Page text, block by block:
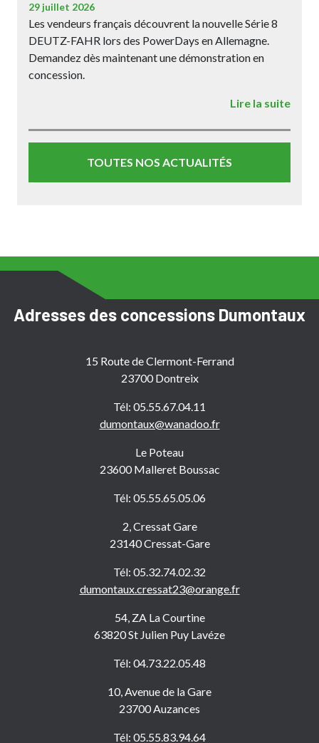
29 juillet 2026
Les vendeurs français découvrent la nouvelle Série 8
DEUTZ-FAHR lors des PowerDays en Allemagne.
Demandez dès maintenant une démonstration en
concession.
Lire la suite
TOUTES NOS ACTUALITÉS
Adresses des concessions Dumontaux
15 Route de Clermont-Ferrand
23700 Dontreix
Tél: 05.55.67.04.11
dumontaux@wanadoo.fr
Le Poteau
23600 Malleret Boussac
Tél: 05.55.65.05.06
2, Cressat Gare
23140 Cressat-Gare
Tél: 05.32.74.02.32
dumontaux.cressat23@orange.fr
54, ZA La Courtine
63820 St Julien Puy Lavéze
Tél: 04.73.22.05.48
10, Avenue de la Gare
23700 Auzances
Tél: 05.55.83.94.64